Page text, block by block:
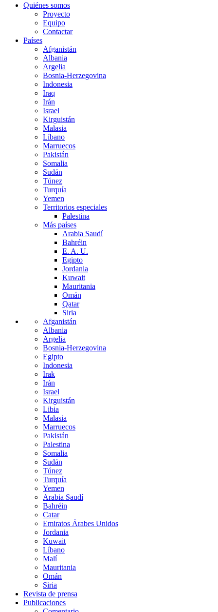
Quiénes somos
Proyecto
Equipo
Contactar
Países
Afganistán
Albania
Argelia
Bosnia-Herzegovina
Indonesia
Iraq
Irán
Israel
Kirguistán
Malasia
Líbano
Marruecos
Pakistán
Somalia
Sudán
Túnez
Turquía
Yemen
Territorios especiales
Palestina
Más países
Arabia Saudí
Bahréin
E. A. U.
Egipto
Jordania
Kuwait
Mauritania
Omán
Qatar
Siria
Afganistán
Albania
Argelia
Bosnia-Herzegovina
Egipto
Indonesia
Irak
Irán
Israel
Kirguistán
Libia
Malasia
Marruecos
Pakistán
Palestina
Somalia
Sudán
Túnez
Turquía
Yemen
Arabia Saudí
Bahréin
Catar
Emiratos Árabes Unidos
Jordania
Kuwait
Líbano
Malí
Mauritania
Omán
Siria
Revista de prensa
Publicaciones